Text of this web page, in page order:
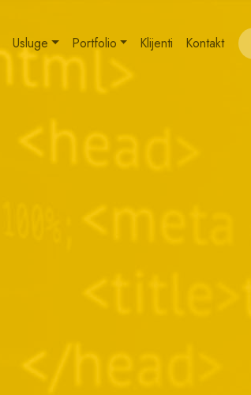
Usluge Portfolio Klijenti Kontakt